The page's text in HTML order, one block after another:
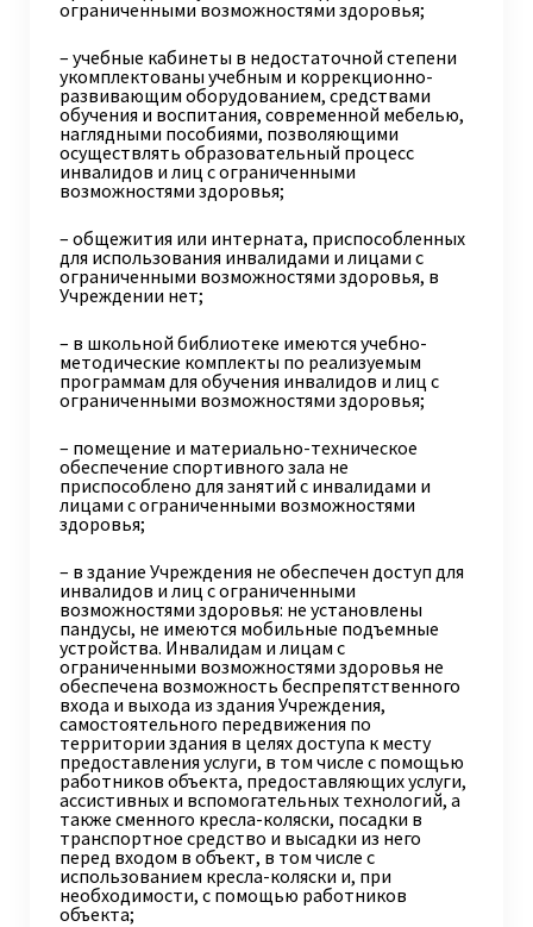
ограниченными возможностями здоровья;
– учебные кабинеты в недостаточной степени
укомплектованы учебным и коррекционно-
развивающим оборудованием, средствами
обучения и воспитания, современной мебелью,
наглядными пособиями, позволяющими
осуществлять образовательный процесс
инвалидов и лиц с ограниченными
возможностями здоровья;
– общежития или интерната, приспособленных
для использования инвалидами и лицами с
ограниченными возможностями здоровья, в
Учреждении нет;
– в школьной библиотеке имеются учебно-
методические комплекты по реализуемым
программам для обучения инвалидов и лиц с
ограниченными возможностями здоровья;
– помещение и материально-техническое
обеспечение спортивного зала не
приспособлено для занятий с инвалидами и
лицами с ограниченными возможностями
здоровья;
– в здание Учреждения не обеспечен доступ для
инвалидов и лиц с ограниченными
возможностями здоровья: не установлены
пандусы, не имеются мобильные подъемные
устройства. Инвалидам и лицам с
ограниченными возможностями здоровья не
обеспечена возможность беспрепятственного
входа и выхода из здания Учреждения,
самостоятельного передвижения по
территории здания в целях доступа к месту
предоставления услуги, в том числе с помощью
работников объекта, предоставляющих услуги,
ассистивных и вспомогательных технологий, а
также сменного кресла-коляски, посадки в
транспортное средство и высадки из него
перед входом в объект, в том числе с
использованием кресла-коляски и, при
необходимости, с помощью работников
объекта;